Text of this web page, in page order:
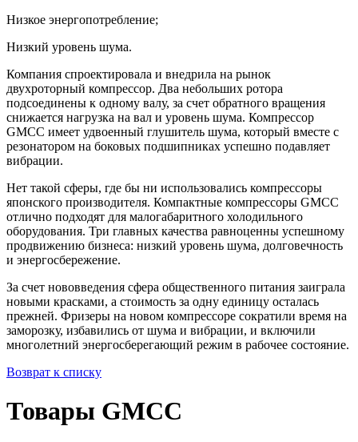
Низкое энергопотребление;
Низкий уровень шума.
Компания спроектировала и внедрила на рынок
двухроторный компрессор. Два небольших ротора
подсоединены к одному валу, за счет обратного вращения
снижается нагрузка на вал и уровень шума. Компрессор
GMCC имеет удвоенный глушитель шума, который вместе с
резонатором на боковых подшипниках успешно подавляет
вибрации.
Нет такой сферы, где бы ни использовались компрессоры
японского производителя. Компактные компрессоры GMCC
отлично подходят для малогабаритного холодильного
оборудования. Три главных качества равноценны успешному
продвижению бизнеса: низкий уровень шума, долговечность
и энергосбережение.
За счет нововведения сфера общественного питания заиграла
новыми красками, а стоимость за одну единицу осталась
прежней. Фризеры на новом компрессоре сократили время на
заморозку, избавились от шума и вибрации, и включили
многолетний энергосберегающий режим в рабочее состояние.
Возврат к списку
Товары GMCC